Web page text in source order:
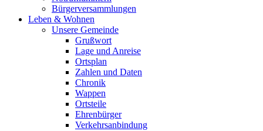
Bürgerversammlungen
Leben & Wohnen
Unsere Gemeinde
Grußwort
Lage und Anreise
Ortsplan
Zahlen und Daten
Chronik
Wappen
Ortsteile
Ehrenbürger
Verkehrsanbindung